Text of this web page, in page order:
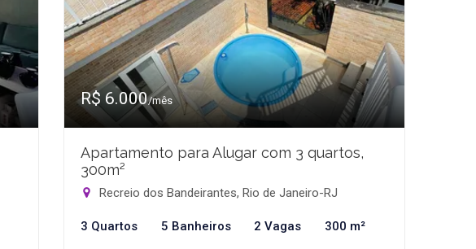
R$ 6.000/mês
Apartamento para Alugar com 3 quartos,
300m²
Recreio dos Bandeirantes, Rio de Janeiro-RJ
3 Quartos 5 Banheiros 2 Vagas 300 m²